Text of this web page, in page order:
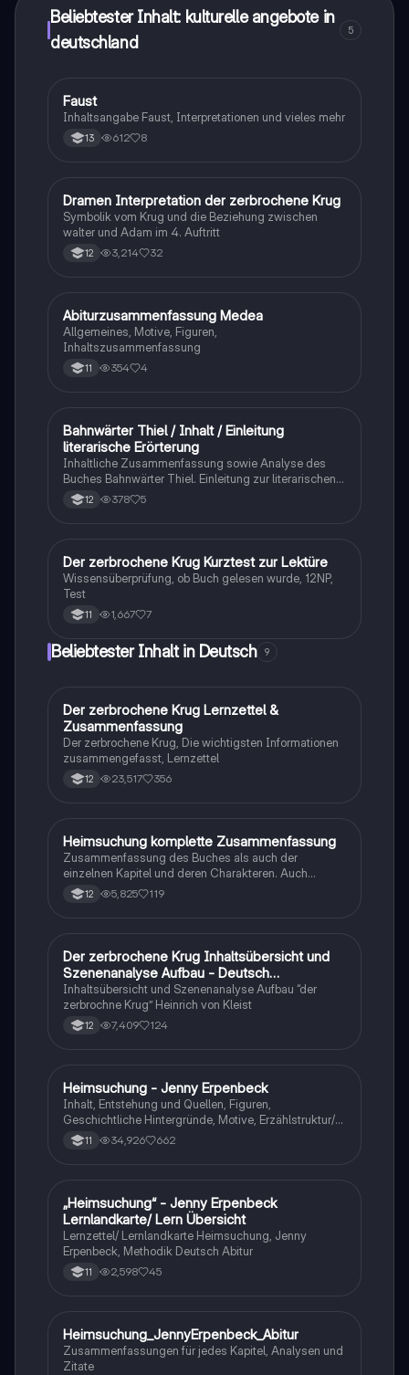
Beliebtester Inhalt: kulturelle angebote in
deutschland
5
Deutsch
Faust
Inhaltsangabe Faust, Interpretationen und vieles mehr
13 612 8
Deutsch
Dramen Interpretation der zerbrochene Krug
Symbolik vom Krug und die Beziehung zwischen
walter und Adam im 4. Auftritt
12 3,214 32
Deutsch
Abiturzusammenfassung Medea
Allgemeines, Motive, Figuren,
Inhaltszusammenfassung
11 354 4
Deutsch
Bahnwärter Thiel / Inhalt / Einleitung
literarische Erörterung
Inhaltliche Zusammenfassung sowie Analyse des
Buches Bahnwärter Thiel. Einleitung zur literarischen
Erörterung Epochenübersicht zum Naturalismus.
12 378 5
Deutsch
Der zerbrochene Krug Kurztest zur Lektüre
Wissensüberprüfung, ob Buch gelesen wurde, 12NP,
Test
11 1,667 7
Beliebtester Inhalt in Deutsch 9
Deutsch
Der zerbrochene Krug Lernzettel &
Zusammenfassung
Der zerbrochene Krug, Die wichtigsten Informationen
zusammengefasst, Lernzettel
12 23,517 356
Deutsch
Heimsuchung komplette Zusammenfassung
Zusammenfassung des Buches als auch der
einzelnen Kapitel und deren Charakteren. Auch
tabellarisch. Im Unterricht ohne KI erstellt
12 5,825 119
Deutsch
Der zerbrochene Krug Inhaltsübersicht und
Szenenanalyse Aufbau - Deutsch
Q1/Q2/Abitur
Inhaltsübersicht und Szenenanalyse Aufbau “der
zerbrochne Krug” Heinrich von Kleist
12 7,409 124
Deutsch
Heimsuchung - Jenny Erpenbeck
Inhalt, Entstehung und Quellen, Figuren,
Geschichtliche Hintergründe, Motive, Erzählstruktur/-
stil 11 34,926 662
Deutsch
„Heimsuchung“ - Jenny Erpenbeck
Lernlandkarte/ Lern Übersicht
Lernzettel/ Lernlandkarte Heimsuchung, Jenny
Erpenbeck, Methodik Deutsch Abitur
11 2,598 45
Deutsch
Heimsuchung_JennyErpenbeck_Abitur
Zusammenfassungen für jedes Kapitel, Analysen und
Zitate